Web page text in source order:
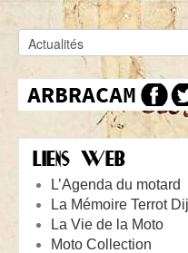
LIENS WEB
L’Agenda du motard
La Mémoire Terrot
La Vie de la Moto
Moto Collection